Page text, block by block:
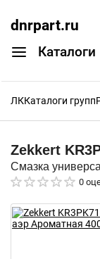
dnrpart.ru
Каталоги
ЛККаталоги групп
Zekkert
Смазка
0